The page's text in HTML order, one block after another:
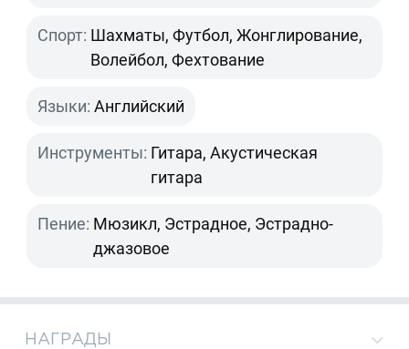
Спорт: Шахматы, Футбол, Жонглирование,
Волейбол, Фехтование
Языки: Английский
Инструменты: Гитара, Акустическая
гитара
Пение: Мюзикл, Эстрадное, Эстрадно-
джазовое
НАГРАДЫ